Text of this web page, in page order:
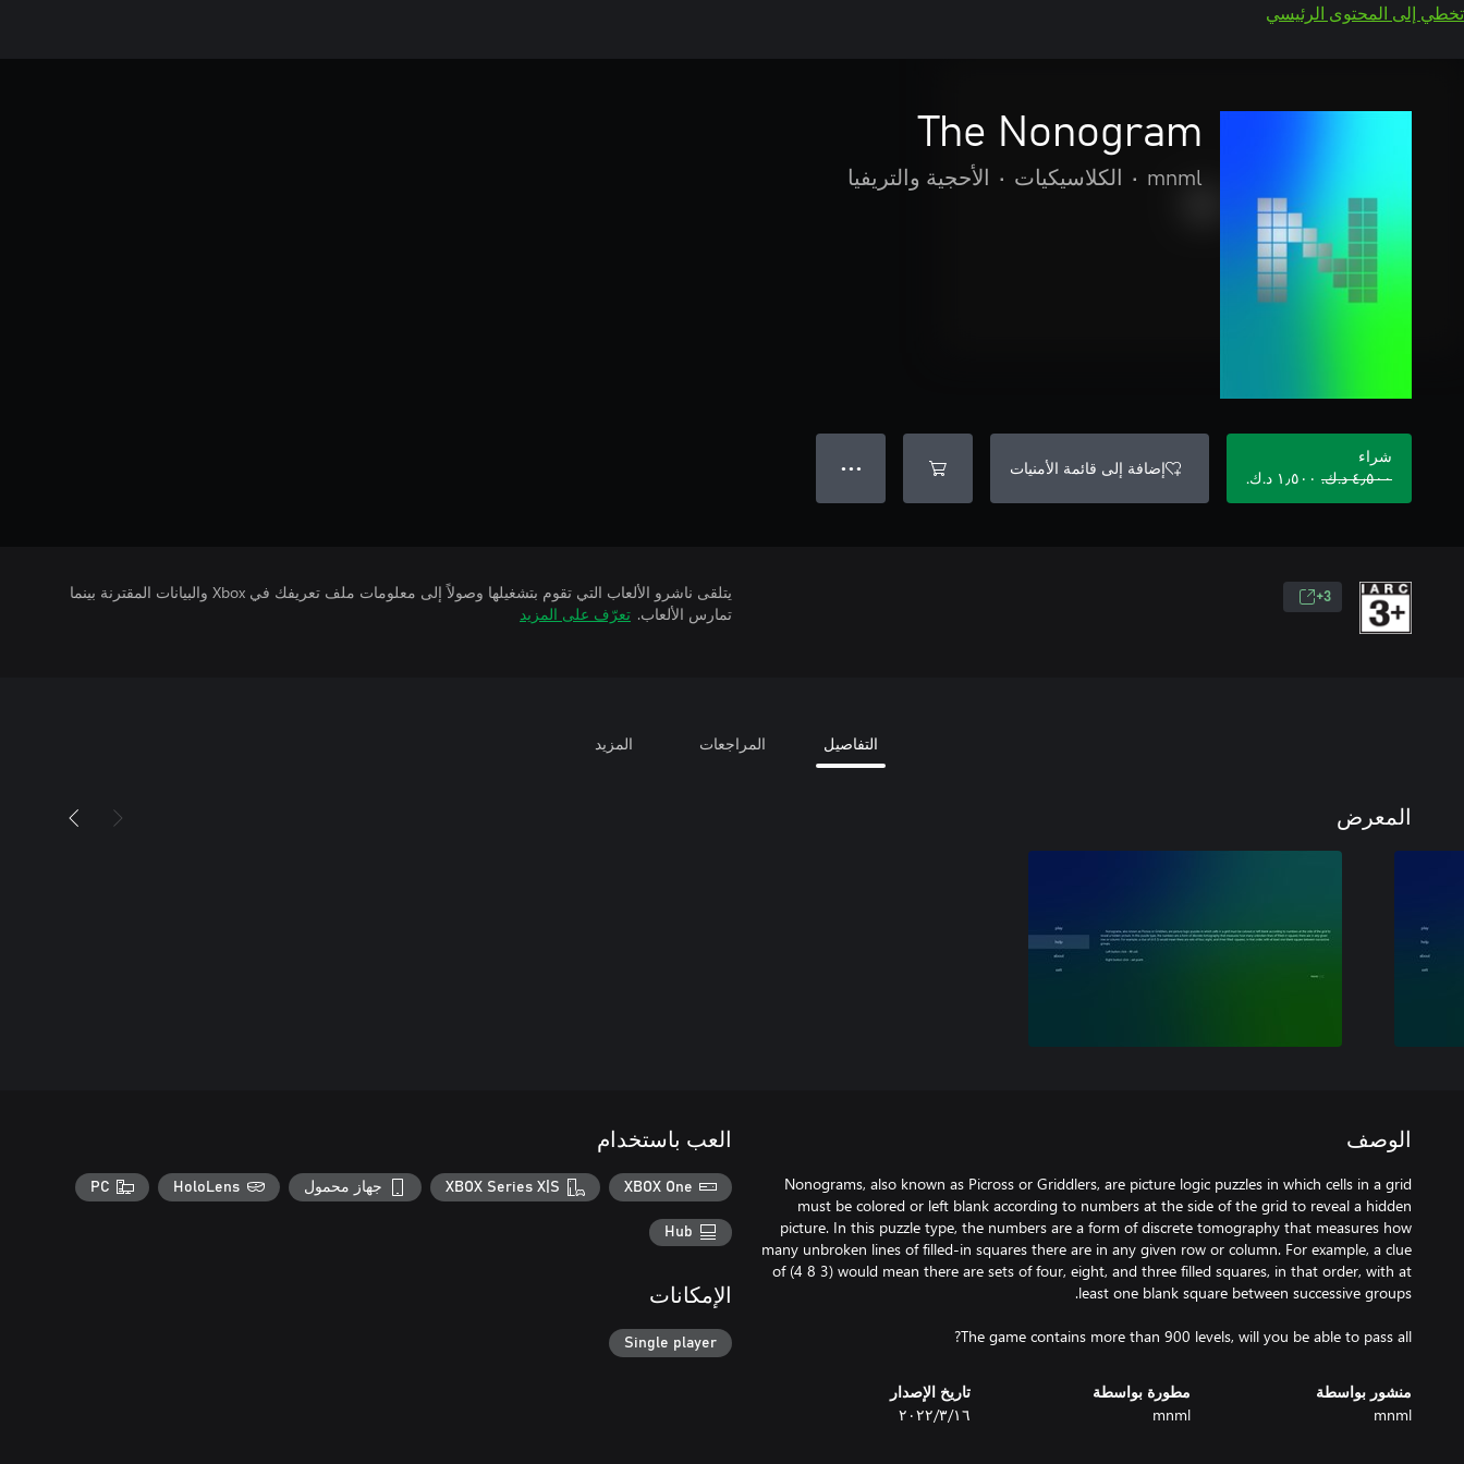
تخطي إلى المحتوى الرئيسي
The Nonogram
mnml
• الكلاسيكيات • الأحجية والتريفيا
شراء
٤٫٥٠٠ د.ك.‏
١٫٥٠٠ د.ك.‏
إضافة إلى قائمة الأمنيات ● ● ●
3+
يتلقى ناشرو الألعاب التي تقوم بتشغيلها وصولاً إلى معلومات ملف تعريفك في Xbox والبيانات المقترنة بينما
تمارس الألعاب. تعرّف على المزيد
التفاصيل المراجعات المزيد
المعرض
الوصف
Nonograms, also known as Picross or Griddlers, are picture logic puzzles in which cells in a grid
must be colored or left blank according to numbers at the side of the grid to reveal a hidden
picture. In this puzzle type, the numbers are a form of discrete tomography that measures how
many unbroken lines of filled-in squares there are in any given row or column. For example, a clue
of (4 8 3) would mean there are sets of four, eight, and three filled squares, in that order, with at
The game contains more than 900 levels, will you be able to pass all?
منشور بواسطة
mnml
مطورة بواسطة
mnml
تاريخ الإصدار
١٦‏/٣‏/٢٠٢٢
العب باستخدام
XBOX One
XBOX Series X|S جهاز محمول HoloLens
PC
Hub
الإمكانات
Single player